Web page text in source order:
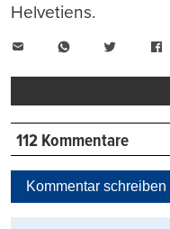
Helvetiens.
WhatsAppTwitter
112 Kommentare
Kommentar schreiben